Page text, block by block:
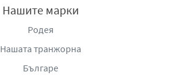
Нашите марки
Родея
Нашата транжорна
Българе